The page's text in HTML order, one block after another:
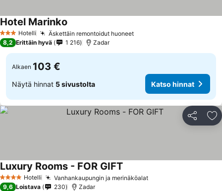
3 Tähtiluokitus
Hotelli Äskettäin remontoidut huoneet
Hotel Marinko
8,2 Erittäin hyvä 1 216 Zadar
Alkaen 103 €
Näytä hinnat 5 sivustolta Katso hinnat
Jaa
4 Tähtiluokitus
Hotelli Vanhankaupungin ja merinäköalat
Luxury Rooms - FOR GIFT
9,6 Loistava 230 Zadar